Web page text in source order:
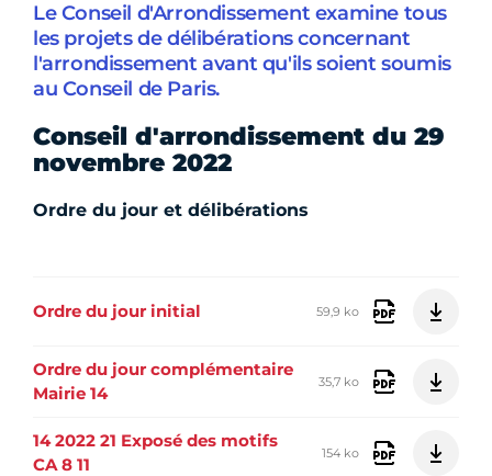
Le Conseil d'Arrondissement examine tous
les projets de délibérations concernant
l'arrondissement avant qu'ils soient soumis
au Conseil de Paris.
Conseil d'arrondissement du 29
novembre 2022
Ordre du jour et délibérations
Ordre du jour initial 59,9 ko
Ordre du jour complémentaire
Mairie 14
35,7 ko
14 2022 21 Exposé des motifs
CA 8 11
154 ko